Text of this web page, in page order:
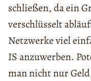
schließen, da ein
verschlüsselt
Netzwerke viel
IS anzuwerben.
man nicht nur